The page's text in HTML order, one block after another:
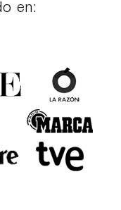
en: